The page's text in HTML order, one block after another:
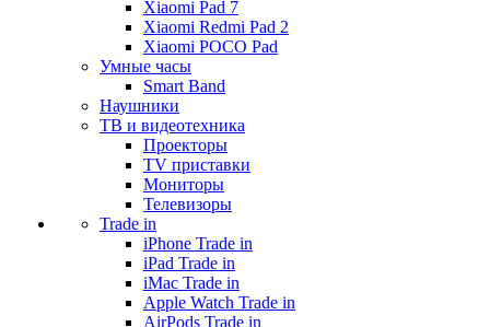
Xiaomi Pad 7
Xiaomi Redmi Pad 2
Xiaomi POCO Pad
Умные часы
Smart Band
Наушники
ТВ и видеотехника
Проекторы
TV приставки
Мониторы
Телевизоры
Trade in
iPhone Trade in
iPad Trade in
iMac Trade in
Apple Watch Trade in
AirPods Trade in